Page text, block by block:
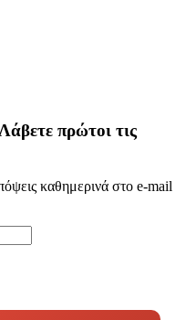
πρώτοι τις
καθημερινά στο e-mail